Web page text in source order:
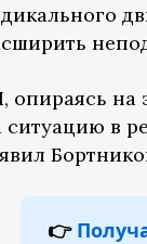
опираясь на
ситуацию в
👉